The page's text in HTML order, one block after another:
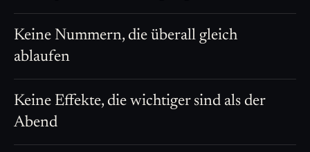
Keine Nummern, die überall gleich
ablaufen
Keine Effekte, die wichtiger sind als der
Abend